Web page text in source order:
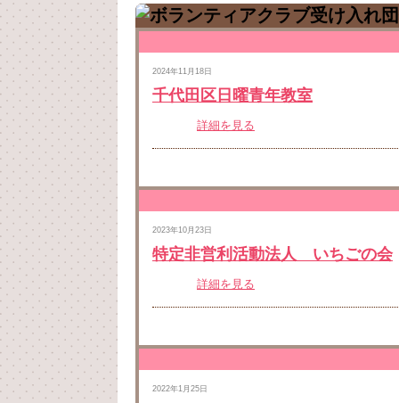
2024年11月18日
千代田区日曜青年教室
詳細を見る
2023年10月23日
特定非営利活動法人 いちごの会
詳細を見る
2022年1月25日